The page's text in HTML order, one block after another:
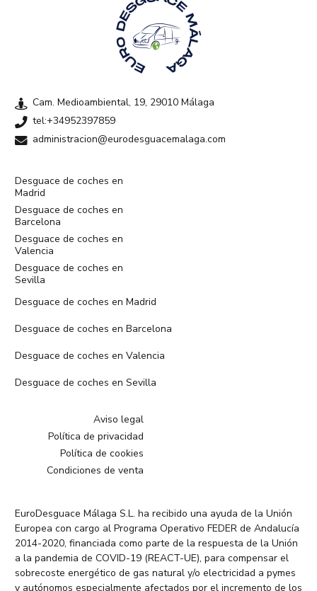
Cam. Medioambiental, 19, 29010 Málaga
tel:+34952397859
administracion@eurodesguacemalaga.com
Desguace de coches en
Madrid
Desguace de coches en
Barcelona
Desguace de coches en
Valencia
Desguace de coches en
Sevilla
Desguace de coches en Madrid
Desguace de coches en Barcelona
Desguace de coches en Valencia
Desguace de coches en Sevilla
Aviso legal
Política de privacidad
Política de cookies
Condiciones de venta
EuroDesguace Málaga S.L. ha recibido una ayuda de la Unión
Europea con cargo al Programa Operativo FEDER de Andalucía
2014-2020, financiada como parte de la respuesta de la Unión
a la pandemia de COVID-19 (REACT-UE), para compensar el
sobrecoste energético de gas natural y/o electricidad a pymes
y autónomos especialmente afectados por el incremento de los